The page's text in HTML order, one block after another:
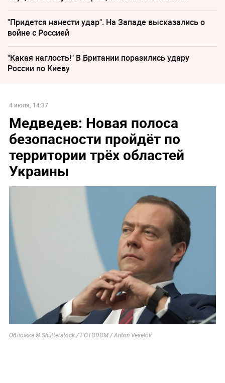
"Придется нанести удар". На Западе высказались о
войне с Россией
"Какая наглость!" В Британии поразились удару
России по Киеву
4 июля, 14:37
Медведев: Новая полоса
безопасности пройдёт по
территории трёх областей
Украины
Обложка © Shutterstock / FOTODOM / Anton Veselov